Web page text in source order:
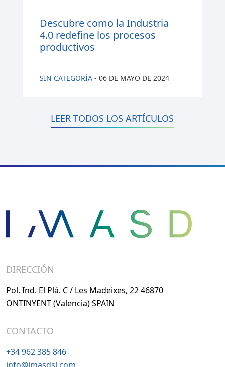
Descubre como la Industria
4.0 redefine los procesos
productivos
SIN CATEGORÍA- 06 DE MAYO DE 2024
LEER TODOS LOS ARTÍCULOS
DIRECCIÓN
Pol. Ind. El Plá. C / Les Madeixes, 22 46870
ONTINYENT (Valencia) SPAIN
CONTACTO
+34 962 385 846
info@imasdsl.com